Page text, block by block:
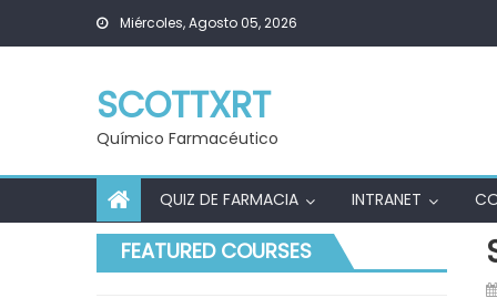
Miércoles, Agosto 05, 2026
SCOTTXRT
Químico Farmacéutico
QUIZ DE FARMACIA INTRANET
FEATURED COURSES